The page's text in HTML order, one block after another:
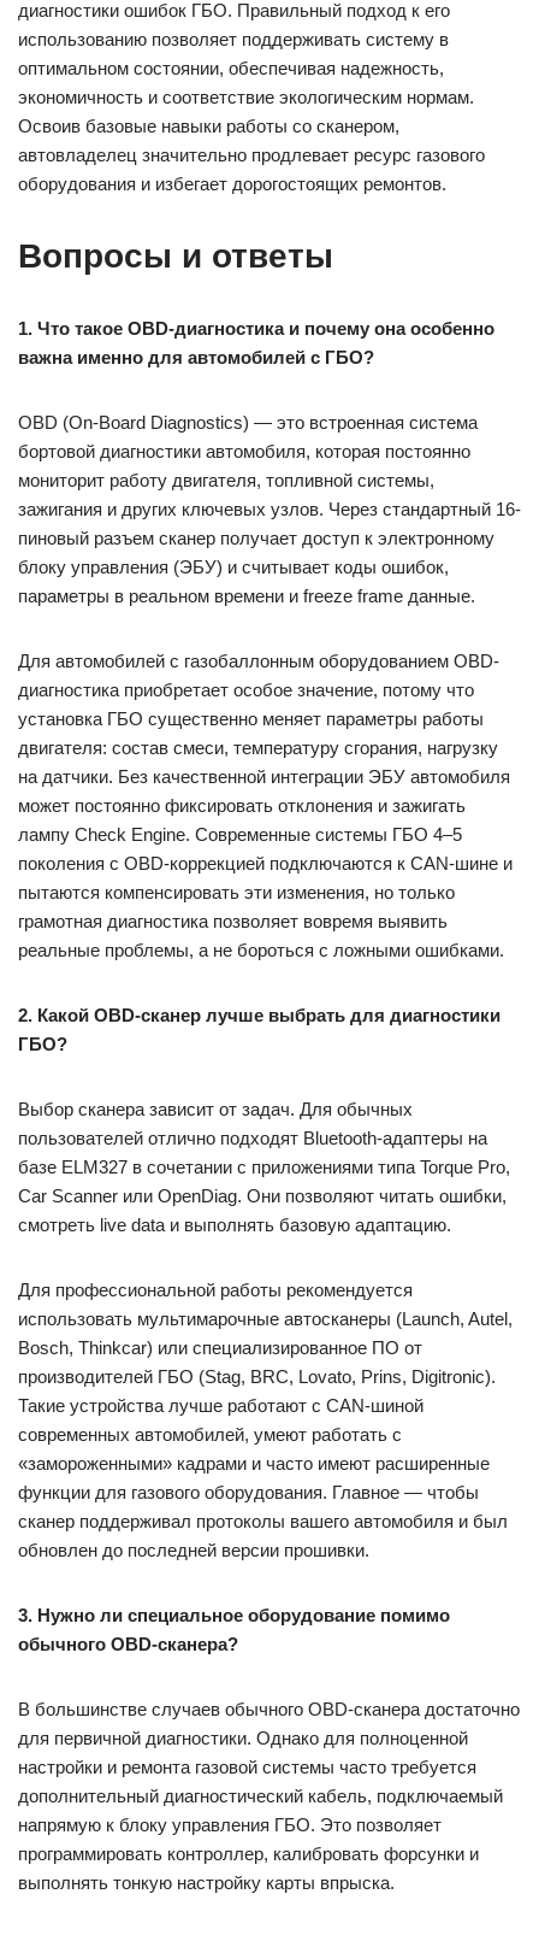
диагностики ошибок ГБО. Правильный подход к его
использованию позволяет поддерживать систему в
оптимальном состоянии, обеспечивая надежность,
экономичность и соответствие экологическим нормам.
Освоив базовые навыки работы со сканером,
автовладелец значительно продлевает ресурс газового
оборудования и избегает дорогостоящих ремонтов.
Вопросы и ответы
1. Что такое OBD-диагностика и почему она особенно
важна именно для автомобилей с ГБО?
OBD (On-Board Diagnostics) — это встроенная система
бортовой диагностики автомобиля, которая постоянно
мониторит работу двигателя, топливной системы,
зажигания и других ключевых узлов. Через стандартный 16-
пиновый разъем сканер получает доступ к электронному
блоку управления (ЭБУ) и считывает коды ошибок,
параметры в реальном времени и freeze frame данные.
Для автомобилей с газобаллонным оборудованием OBD-
диагностика приобретает особое значение, потому что
установка ГБО существенно меняет параметры работы
двигателя: состав смеси, температуру сгорания, нагрузку
на датчики. Без качественной интеграции ЭБУ автомобиля
может постоянно фиксировать отклонения и зажигать
лампу Check Engine. Современные системы ГБО 4–5
поколения с OBD-коррекцией подключаются к CAN-шине и
пытаются компенсировать эти изменения, но только
грамотная диагностика позволяет вовремя выявить
реальные проблемы, а не бороться с ложными ошибками.
2. Какой OBD-сканер лучше выбрать для диагностики
ГБО?
Выбор сканера зависит от задач. Для обычных
пользователей отлично подходят Bluetooth-адаптеры на
базе ELM327 в сочетании с приложениями типа Torque Pro,
Car Scanner или OpenDiag. Они позволяют читать ошибки,
смотреть live data и выполнять базовую адаптацию.
Для профессиональной работы рекомендуется
использовать мультимарочные автосканеры (Launch, Autel,
Bosch, Thinkcar) или специализированное ПО от
производителей ГБО (Stag, BRC, Lovato, Prins, Digitronic).
Такие устройства лучше работают с CAN-шиной
современных автомобилей, умеют работать с
«замороженными» кадрами и часто имеют расширенные
функции для газового оборудования. Главное — чтобы
сканер поддерживал протоколы вашего автомобиля и был
обновлен до последней версии прошивки.
3. Нужно ли специальное оборудование помимо
обычного OBD-сканера?
В большинстве случаев обычного OBD-сканера достаточно
для первичной диагностики. Однако для полноценной
настройки и ремонта газовой системы часто требуется
дополнительный диагностический кабель, подключаемый
напрямую к блоку управления ГБО. Это позволяет
программировать контроллер, калибровать форсунки и
выполнять тонкую настройку карты впрыска.